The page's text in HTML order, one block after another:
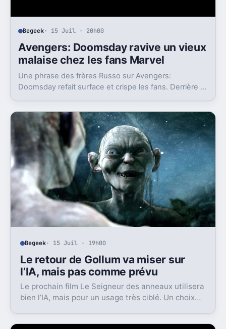
Begeek· 15 Juil · 20h00
Avengers: Doomsday ravive un vieux
malaise chez les fans Marvel
Une phrase des frères Russo sur Avengers:
Doomsday refait surface et crispe les fans. Derrière la
Begeek· 15 Juil · 19h00
Le retour de Gollum va miser sur
l’IA, mais pas comme prévu
Le prochain film Le Seigneur des anneaux utilisera
bien l’IA, mais pour un usage très ciblé. Un choix